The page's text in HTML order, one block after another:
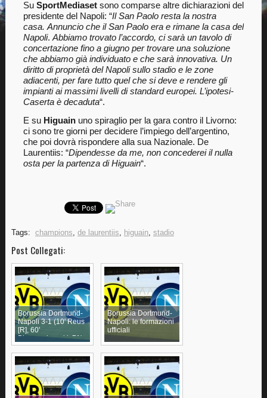
SuSportMediasetsono comparse altre dichiarazioni del
presidente del Napoli: “Il San Paolo resta la nostra
casa.Annuncio che il San Paolo era e rimane la casa del
Napoli.Abbiamo trovato l’accordo, ci sarà un tavolo di
concertazione fino a giugno per trovare una soluzione
che abbiamo già individuato e che sarà innovativa. Un
diritto di proprietà del Napoli sullo stadio e le zone
adiacenti, per fare tutto quel che si deve e rendere gli
impianti ai massimi livelli di standard europei. L’ipotesi-
Caserta è decaduta“.
E suHiguainuno spiraglio per la gara contro il Livorno:
ci sono tre giorni per decidere l’impiego dell’argentino,
che poi dovrà rispondere alla sua Nazionale. De
Laurentiis: “Dipendesse da me, non concederei il nulla
osta per la partenza di Higuain“.
Tags: champions, de laurentiis, higuain, stadio
Post Collegati:
Borussia Dortmund-
Napoli 3-1 (10' Reus
[R], 60'
Błaszczykowski, 71'
Insigne, 78'
Aubameyang)
Borussia Dortmund-
Napoli: le formazioni
ufficiali